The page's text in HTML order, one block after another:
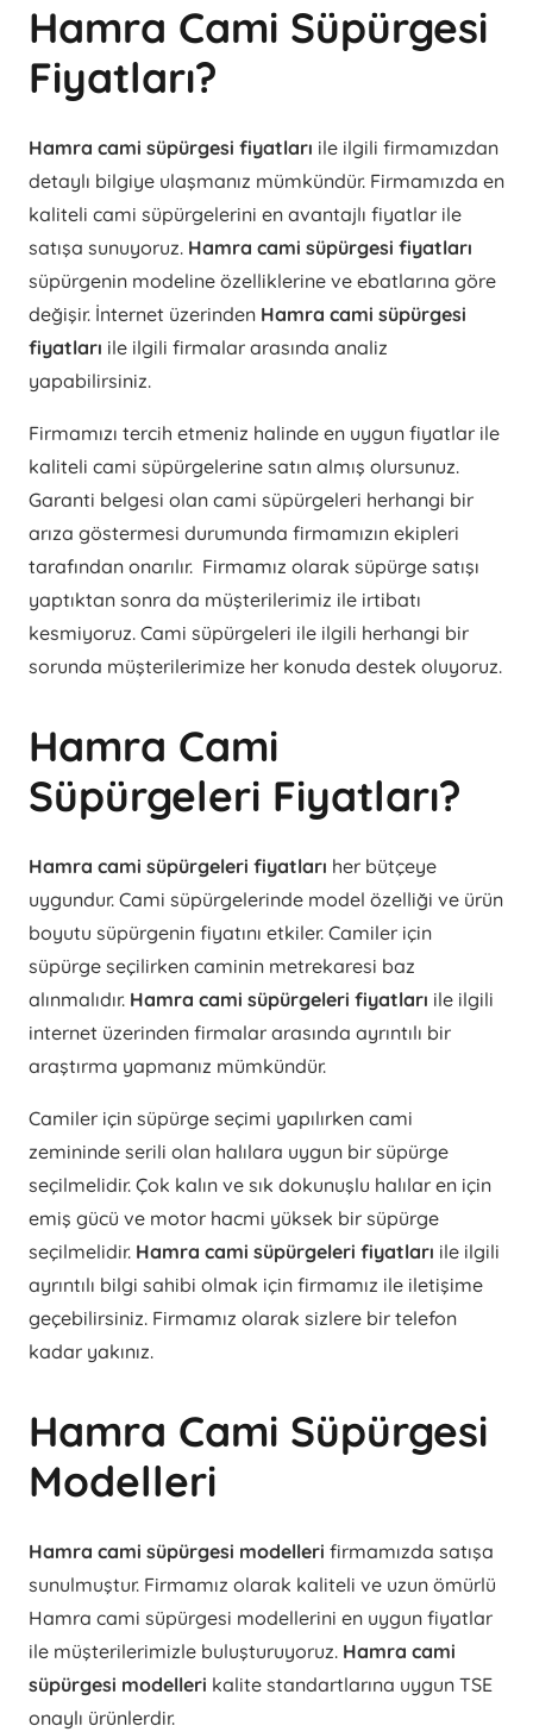
Hamra Cami Süpürgesi
Fiyatları?
Hamra cami süpürgesi fiyatları ile ilgili firmamızdan
detaylı bilgiye ulaşmanız mümkündür. Firmamızda en
kaliteli cami süpürgelerini en avantajlı fiyatlar ile
satışa sunuyoruz. Hamra cami süpürgesi fiyatları
süpürgenin modeline özelliklerine ve ebatlarına göre
değişir. İnternet üzerinden Hamra cami süpürgesi
fiyatları ile ilgili firmalar arasında analiz
yapabilirsiniz.
Firmamızı tercih etmeniz halinde en uygun fiyatlar ile
kaliteli cami süpürgelerine satın almış olursunuz.
Garanti belgesi olan cami süpürgeleri herhangi bir
arıza göstermesi durumunda firmamızın ekipleri
tarafından onarılır. Firmamız olarak süpürge satışı
yaptıktan sonra da müşterilerimiz ile irtibatı
kesmiyoruz. Cami süpürgeleri ile ilgili herhangi bir
sorunda müşterilerimize her konuda destek oluyoruz.
Hamra Cami
Süpürgeleri Fiyatları?
Hamra cami süpürgeleri fiyatları her bütçeye
uygundur. Cami süpürgelerinde model özelliği ve ürün
boyutu süpürgenin fiyatını etkiler. Camiler için
süpürge seçilirken caminin metrekaresi baz
alınmalıdır. Hamra cami süpürgeleri fiyatları ile ilgili
internet üzerinden firmalar arasında ayrıntılı bir
araştırma yapmanız mümkündür.
Camiler için süpürge seçimi yapılırken cami
zemininde serili olan halılara uygun bir süpürge
seçilmelidir. Çok kalın ve sık dokunuşlu halılar en için
emiş gücü ve motor hacmi yüksek bir süpürge
seçilmelidir. Hamra cami süpürgeleri fiyatları ile ilgili
ayrıntılı bilgi sahibi olmak için firmamız ile iletişime
geçebilirsiniz. Firmamız olarak sizlere bir telefon
kadar yakınız.
Hamra Cami Süpürgesi
Modelleri
Hamra cami süpürgesi modelleri firmamızda satışa
sunulmuştur. Firmamız olarak kaliteli ve uzun ömürlü
Hamra cami süpürgesi modellerini en uygun fiyatlar
ile müşterilerimizle buluşturuyoruz. Hamra cami
süpürgesi modelleri kalite standartlarına uygun TSE
onaylı ürünlerdir.